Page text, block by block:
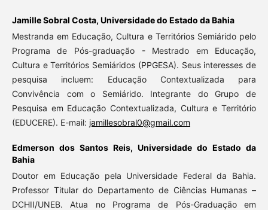
Jamille Sobral Costa, Universidade do Estado da Bahia
Mestranda em Educação, Cultura e Territórios Semiárido pelo
Programa de Pós-graduação - Mestrado em Educação,
Cultura e Territórios Semiáridos (PPGESA). Seus interesses de
pesquisa incluem: Educação Contextualizada para
Convivência com o Semiárido. Integrante do Grupo de
Pesquisa em Educação Contextualizada, Cultura e Território
(EDUCERE). E-mail: jamillesobral0@gmail.com
Edmerson dos Santos Reis,Universidade do Estado da
Bahia
Doutor em Educação pela Universidade Federal da Bahia.
Professor Titular do Departamento de Ciências Humanas –
DCHII/UNEB. Atua no Programa de Pós-Graduação em